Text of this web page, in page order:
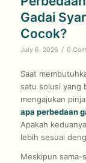
Gadai
Cocok?
July 6, 2026 / 0
Saat
satu solusi yang
mengajukan
apa perbedaan
Apakah
lebih sesuai
Meskipun sama-